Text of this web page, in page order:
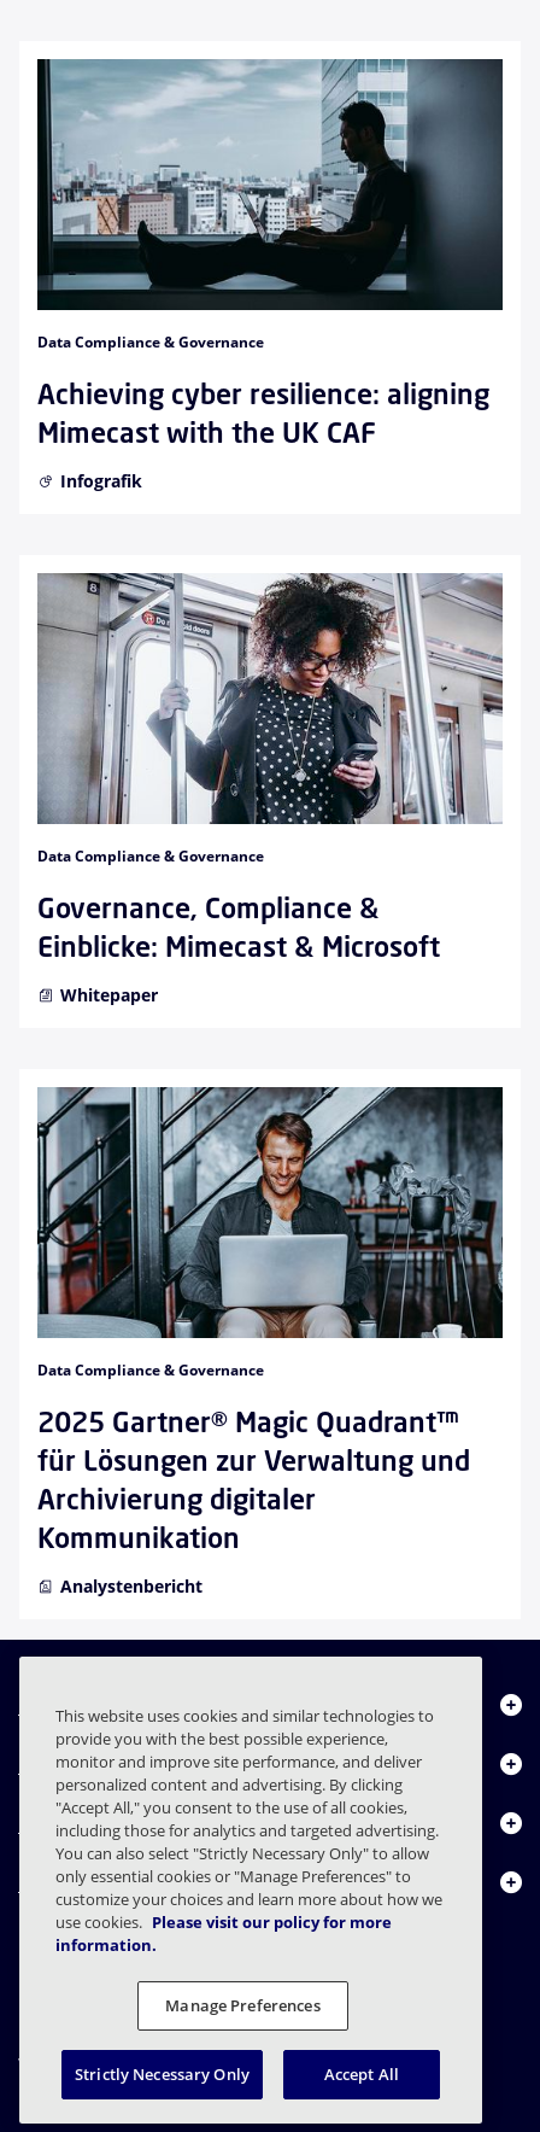
Data Compliance & Governance
Achieving cyber resilience: aligning
Mimecast with the UK CAF
Infografik
Data Compliance & Governance
Governance, Compliance &
Einblicke: Mimecast & Microsoft
Whitepaper
Data Compliance & Governance
2025 Gartner® Magic Quadrant™
für Lösungen zur Verwaltung und
Archivierung digitaler
Kommunikation
Analystenbericht
Über uns
Produkte
Ressourcencenter
Kontakt
Datenschutzerklärung
Recht
Einstellungen für den Datenschutz
Verantwortungsvolle Offenlegung
© 2003 - 2026 Mimecast Services Limited
This website uses cookies and similar technologies to
provide you with the best possible experience,
monitor and improve site performance, and deliver
personalized content and advertising. By clicking
"Accept All," you consent to the use of all cookies,
including those for analytics and targeted advertising.
You can also select "Strictly Necessary Only" to allow
only essential cookies or "Manage Preferences" to
customize your choices and learn more about how we
use cookies. Please visit our policy for more
information.
Manage Preferences
Strictly Necessary Only Accept All